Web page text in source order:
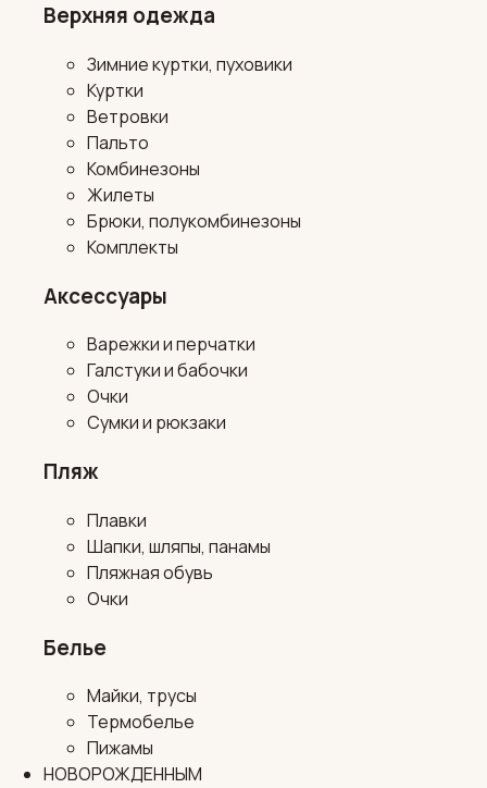
Верхняя одежда
Зимние куртки, пуховики
Куртки
Ветровки
Пальто
Комбинезоны
Жилеты
Брюки, полукомбинезоны
Комплекты
Аксессуары
Варежки и перчатки
Галстуки и бабочки
Очки
Сумки и рюкзаки
Пляж
Плавки
Шапки, шляпы, панамы
Пляжная обувь
Очки
Белье
Майки, трусы
Термобелье
Пижамы
НОВОРОЖДЕННЫМ